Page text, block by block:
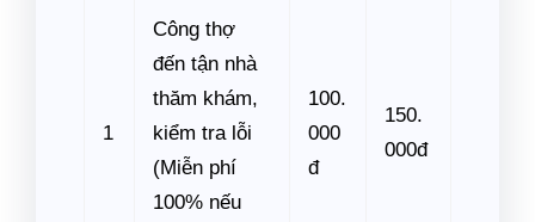
1
Công thợ
đến tận nhà
thăm khám,
kiểm tra lỗi
(Miễn phí
100% nếu
100.
000
đ
150.
000đ